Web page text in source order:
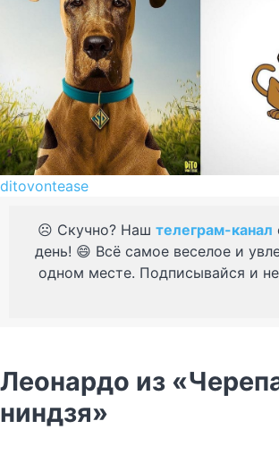
ditovontease
☹️ Скучно? Наш телеграм-канал
день! 😄 Всё самое веселое и
одном месте. Подписывайся и
Леонардо из
ниндзя»